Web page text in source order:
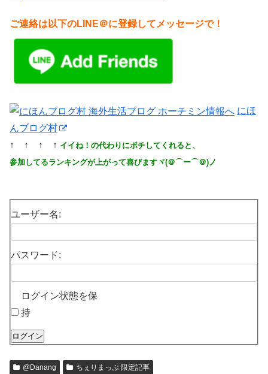
ご連絡は以下のLINE＠に登録してメッセージで！
にほ
んブログ村
↑ ↑ ↑ ↑ イイね！の代わりにポチしてくれると、
参加してるランキングが上がって喜びますヾ(＠⌒ー⌒＠)ノ
ユーザー名:
パスワード:
ログイン状態を保
持
ログイン
@Danang ちぇりまっぷ 限定記事